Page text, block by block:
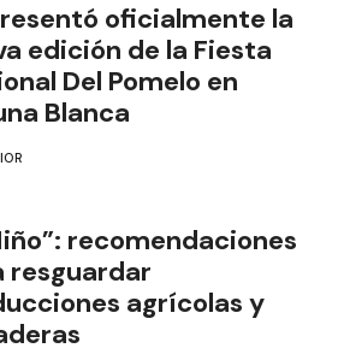
oficialmente la
edición de la Fiesta
Del Pomelo en
Blanca
recomendaciones
resguardar
agrícolas y